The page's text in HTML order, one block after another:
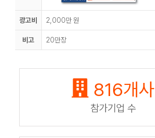
광고비 2,000만 원
비고 20만장
816개사
참가기업 수